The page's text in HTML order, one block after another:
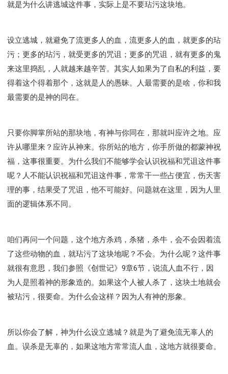
就是为什么讲逃城这件事，实际上是不要玷污这块地。
设立逃城，就避免了流更多人的血，流更多人的血，就更多的玷
污；更多的玷污，就受更多的咒诅；更多的咒诅，就有更多的鬼
来这里捣乱，人就越来越辛苦。其实人如果为了自私的利益，要
得着这个得着那个，这就是人的愚昧。人最需要的是啥，你和我
最需要的是神的同在。
只要你脚掌所站的那块地，有神与你同在，那就叫应许之地。应
许从哪里来？应许从神来。你所站的地方，你手所做的都蒙神祝
福，这事很重要。为什么我们不能够学会认识祝福和咒诅这件事
呢？人不能认识祝福和咒诅这件事，常常干一些占便宜，伤天害
理的事，结果受了咒诅，他不可能好。问题就在这里，因为人里
面的逻辑体系不同。
咱们再问一个问题，这个地方杀鸡，杀猪，杀牛，会不会因着流
了这些动物的血，就玷污了这块地呢？不会。为什么呢？这件事
就很有意思，我们参照《创世记》9章6节，说流人血不行，因
为人是照着神的形象造的。如果这个人被人杀了，这块土地就会
被玷污，很要命。为什么会这样？因为人有神的形象。
所以你会了解，神为什么设立逃城？就是为了避免流无辜人的
血。误杀是无辜的，如果这地方常常流人血，这地方就很要命。